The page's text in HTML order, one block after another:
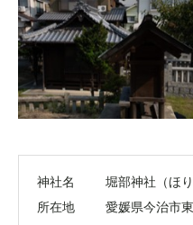
神社名
堀部神社（ほ
所在地
愛媛県今治市